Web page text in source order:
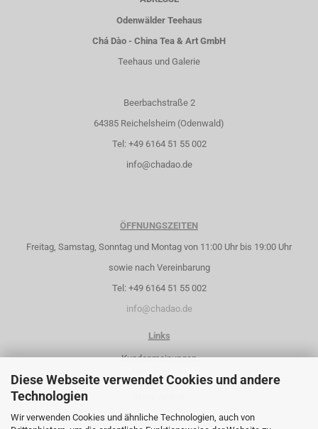
Diese Webseite verwendet Cookies und andere
Technologien
Wir verwenden Cookies und ähnliche Technologien, auch von
Odenwälder Teehaus
Chá Dào - China Tea & Art GmbH
Teehaus und Galerie
Beerbachstraße 2
64385 Reichelsheim (Odenwald)
Tel: +49 6164 51 55 002
info@chadao.de
ÖFFNUNGSZEITEN
Freitag, Samstag, Sonntag und Montag von 11:00 Uhr bis 19:00 Uhr
sowie nach Vereinbarung
Tel: +49 6164 51 55 002
info@chadao.de
Links
Kundenmeinungen
Sonderangebote